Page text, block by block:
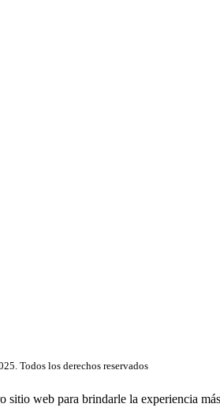
Todos los derechos reservados
sitio web para brindarle la experiencia